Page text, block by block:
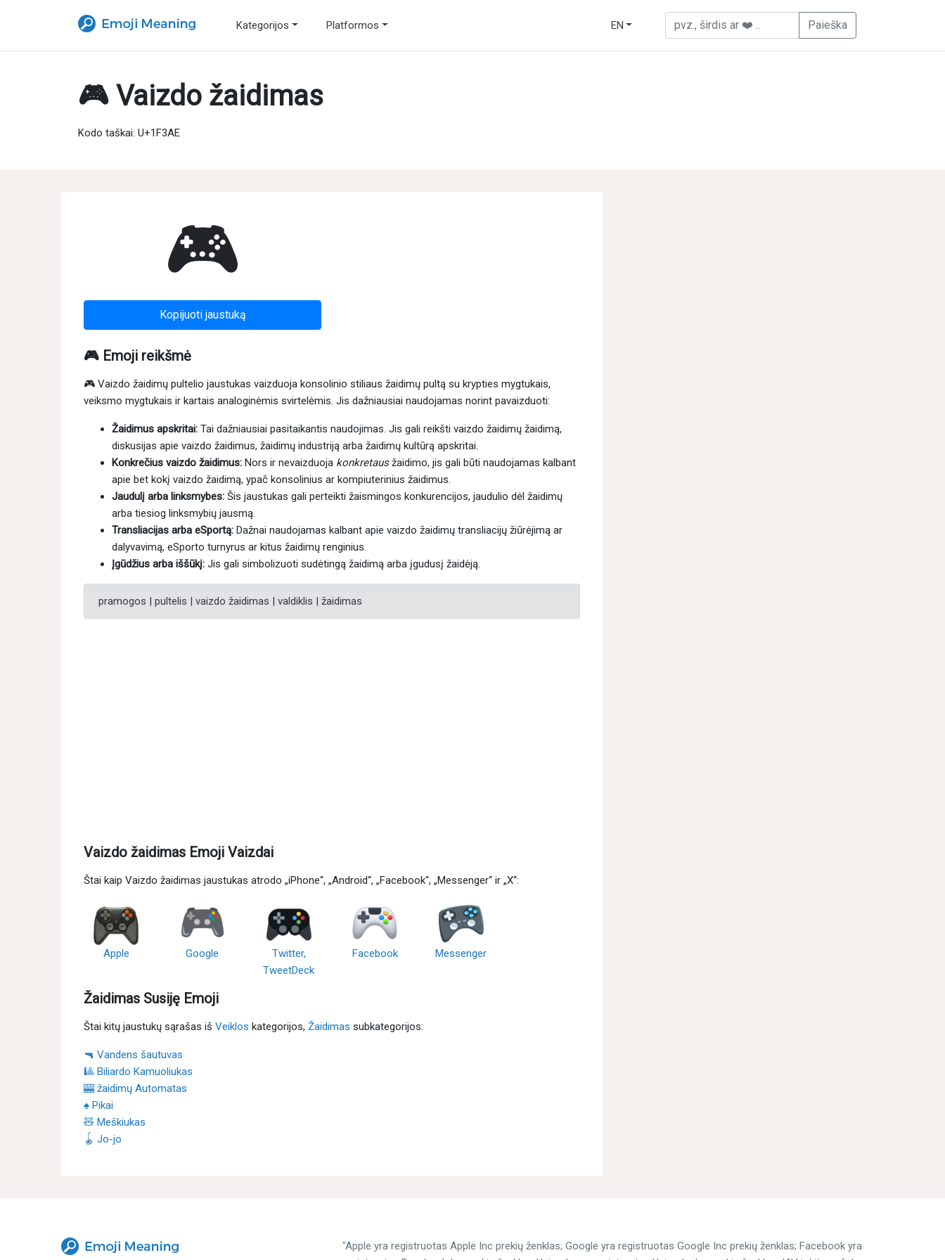
Kategorijos Platformos EN
🎮 Vaizdo žaidimas
Kodo taškai: U+1F3AE
🎮
Kopijuoti jaustuką
🎮 Emoji reikšmė
🎮 Vaizdo žaidimų pultelio jaustukas vaizduoja konsolinio stiliaus žaidimų pultą su krypties mygtukais,
veiksmo mygtukais ir kartais analoginėmis svirtelėmis. Jis dažniausiai naudojamas norint pavaizduoti:
Žaidimus apskritai: Tai dažniausiai pasitaikantis naudojimas. Jis gali reikšti vaizdo žaidimų žaidimą,
diskusijas apie vaizdo žaidimus, žaidimų industriją arba žaidimų kultūrą apskritai.
Konkrečius vaizdo žaidimus: Nors ir nevaizduoja konkretausžaidimo, jis gali būti naudojamas kalbant
apie bet kokį vaizdo žaidimą, ypač konsolinius ar kompiuterinius žaidimus.
Jaudulį arba linksmybes: Šis jaustukas gali perteikti žaismingos konkurencijos, jaudulio dėl žaidimų
arba tiesiog linksmybių jausmą.
Transliacijas arba eSportą: Dažnai naudojamas kalbant apie vaizdo žaidimų transliacijų žiūrėjimą ar
dalyvavimą, eSporto turnyrus ar kitus žaidimų renginius.
Įgūdžius arba iššūkį: Jis gali simbolizuoti sudėtingą žaidimą arba įgudusį žaidėją.
pramogos | pultelis | vaizdo žaidimas | valdiklis | žaidimas
Vaizdo žaidimas Emoji Vaizdai
Štai kaip Vaizdo žaidimas jaustukas atrodo „iPhone“, „Android“, „Facebook“, „Messenger“ ir „X“:
Apple Google
Twitter,
TweetDeck
Facebook Messenger
Žaidimas Susiję Emoji
Štai kitų jaustukų sąrašas iš Veiklos kategorijos, Žaidimas subkategorijos:
🔫 Vandens šautuvas
🎱 Biliardo Kamuoliukas
🎰 žaidimų Automatas
♠ Pikai
🧸 Meškiukas
🪀 Jo-jo
"Apple yra registruotas Apple Inc prekių ženklas; Google yra registruotas Google Inc prekių ženklas; Facebook yra